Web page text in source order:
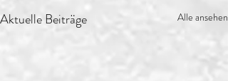
Aktuelle Beiträge Alle ansehen